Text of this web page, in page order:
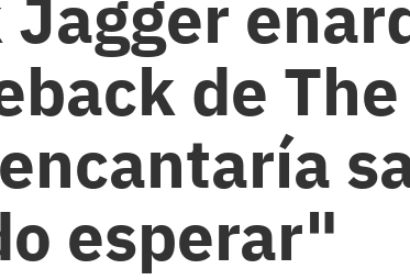
Jagger
de
esperar"